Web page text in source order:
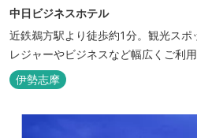
中日ビジネスホテル
近鉄鵜方駅より徒歩約1分。観光スポ
レジャーやビジネスなど幅広くご利用
伊勢志摩